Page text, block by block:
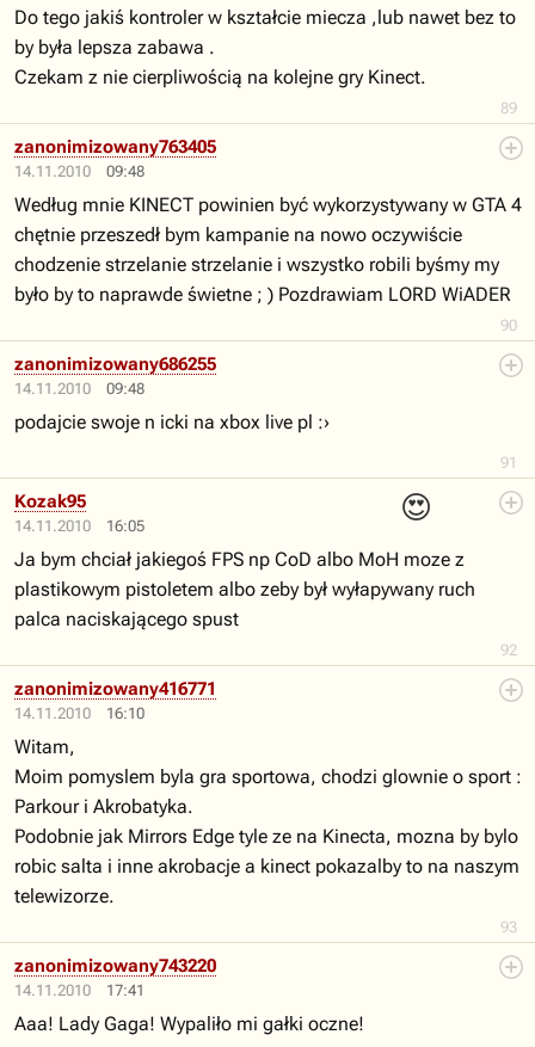
89
Do tego jakiś kontroler w kształcie miecza ,lub nawet bez to
by była lepsza zabawa .
Czekam z nie cierpliwością na kolejne gry Kinect.
14.11.2010 09:48
90
zanonimizowany763405
Według mnie KINECT powinien być wykorzystywany w GTA 4
chętnie przeszedł bym kampanie na nowo oczywiście
chodzenie strzelanie strzelanie i wszystko robili byśmy my
było by to naprawde świetne ; ) Pozdrawiam LORD WiADER
14.11.2010 09:48
91
zanonimizowany686255
podajcie swoje n icki na xbox live pl :›
14.11.2010 16:05
😍
92
Kozak95
Ja bym chciał jakiegoś FPS np CoD albo MoH moze z
plastikowym pistoletem albo zeby był wyłapywany ruch
palca naciskającego spust
14.11.2010 16:10
93
zanonimizowany416771
Witam,
Moim pomyslem byla gra sportowa, chodzi glownie o sport :
Parkour i Akrobatyka.
Podobnie jak Mirrors Edge tyle ze na Kinecta, mozna by bylo
robic salta i inne akrobacje a kinect pokazalby to na naszym
telewizorze.
14.11.2010 17:41
zanonimizowany743220
Aaa! Lady Gaga! Wypaliło mi gałki oczne!